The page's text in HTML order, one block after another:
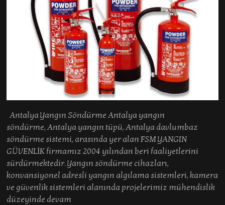
Antalya Yangın Söndürme Antalya yangın
söndürme, Antalya yangın tüpü, Antalya davlumbaz
söndürme sistemi, arasında yer alan FSM YANGIN
GÜVENLİK firmamız 2004 yılından beri faaliyetlerini
sürdürmektedir. Yangın söndürme cihazları,
konvansiyonel adresli yangın algılama sistemleri, kamera
ve güvenlik sistemleri alanında projelerimiz mühendislik
düzeyinde devam